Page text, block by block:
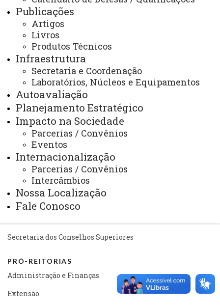
Publicações
Artigos
Livros
Produtos Técnicos
Infraestrutura
Secretaria e Coordenação
Laboratórios, Núcleos e Equipamentos
Autoavaliação
Planejamento Estratégico
Impacto na Sociedade
Parcerias / Convênios
Eventos
Internacionalização
Parcerias / Convênios
Intercâmbios
Nossa Localização
Fale Conosco
Arquivo Virtual
Bibliotecas
Identidade Visual
Mapa do Site
Ouvidoria
Portal Office 365
Sistemas
Telefones
Webmail
REITORIA
Secretaria Geral
Secretaria dos Conselhos Superiores
PRÓ-REITORIAS
Administração e Finanças
Extensão